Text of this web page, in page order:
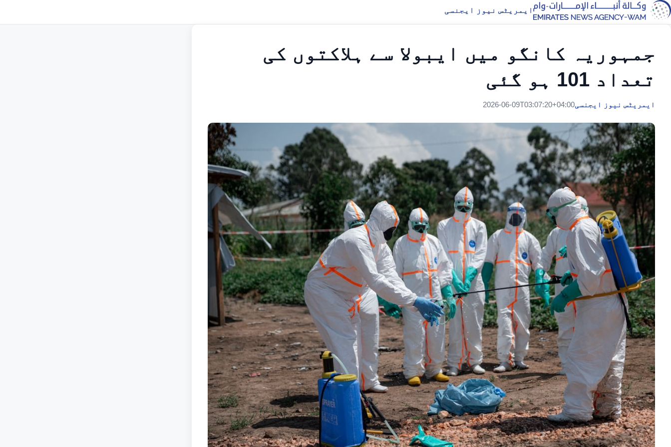
ایمریٹس نیوز ایجنسی
جمہوریہ کانگو میں ایبولا سے ہلاکتوں کی
تعداد 101 ہو گئی
ایمریٹس نیوز ایجنسی2026-06-09T03:07:20+04:00